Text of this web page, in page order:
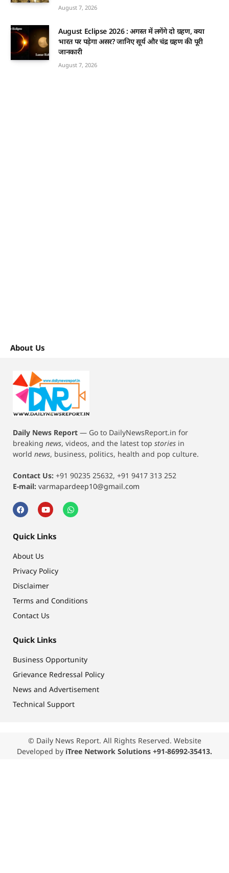
August 7, 2026
August Eclipse 2026 : अगस्त में लगेंगे दो ग्रहण, क्या
भारत पर पड़ेगा असर? जानिए सूर्य और चंद्र ग्रहण की पूरी
जानकारी
August 7, 2026
About Us
Daily News Report — Go to DailyNewsReport.in for
breaking news, videos, and the latest top stories in
world news, business, politics, health and pop culture.
Contact Us: +91 90235 25632, +91 9417 313 252
E-mail: varmapardeep10@gmail.com
Quick Links
About Us
Privacy Policy
Disclaimer
Terms and Conditions
Contact Us
Quick Links
Business Opportunity
Grievance Redressal Policy
News and Advertisement
Technical Support
© Daily News Report. All Rights Reserved. Website
Developed by iTree Network Solutions +91-86992-35413.